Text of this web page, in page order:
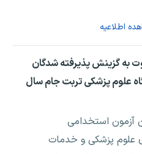
اطلاعیه
۱۴۰۴- دعوت به گزینش پذیرفته شدگان
علوم پزشکی تربت جام سال
آزمون استخدامی
علوم پزشکی و خدمات